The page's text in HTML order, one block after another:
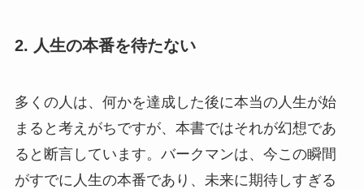
2. 人生の本番を待たない
多くの人は、何かを達成した後に本当の人生が始
まると考えがちですが、本書ではそれが幻想であ
ると断言しています。バークマンは、今この瞬間
がすでに人生の本番であり、未来に期待しすぎる